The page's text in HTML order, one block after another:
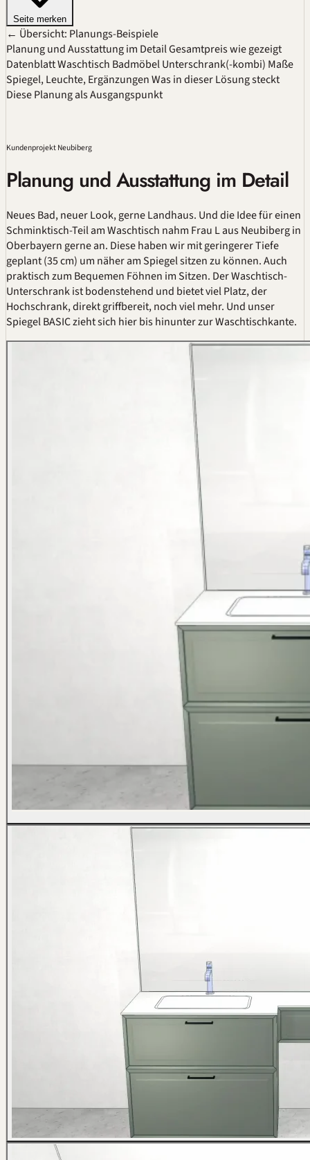
Seite merken
← Übersicht: Planungs-Beispiele
Planung und Ausstattung im DetailGesamtpreis wie gezeigt
DatenblattWaschtisch BadmöbelUnterschrank(-kombi) Maße
Spiegel, Leuchte, ErgänzungenWas in dieser Lösung steckt
Diese Planung als Ausgangspunkt
Kundenprojekt Neubiberg
Planung und Ausstattung im Detail
Neues Bad, neuer Look, gerne Landhaus. Und die Idee für einen
Schminktisch-Teil am Waschtisch nahm Frau L aus Neubiberg in
Oberbayern gerne an. Diese haben wir mit geringerer Tiefe
geplant (35 cm) um näher am Spiegel sitzen zu können. Auch
praktisch zum Bequemen Föhnen im Sitzen. Der Waschtisch-
Unterschrank ist bodenstehend und bietet viel Platz, der
Hochschrank, direkt griffbereit, noch viel mehr. Und unser
Spiegel BASIC zieht sich hier bis hinunter zur Waschtischkante.